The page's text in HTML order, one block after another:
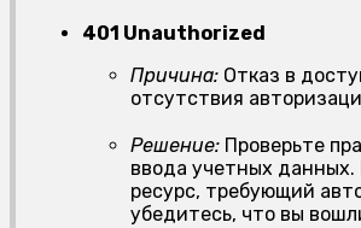
401 Unauthorized
Причина: Отказ в
отсутствия
Решение: Проверьте
ввода учетных данных.
ресурс, требующий
убедитесь, что вы